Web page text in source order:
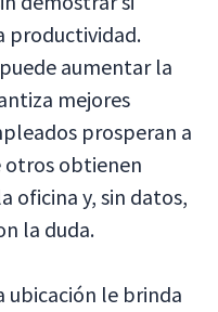
productividad.
aumentar la
mejores
prosperan a
otros obtienen
oficina y, sin datos,
la duda.
ubicación le brinda